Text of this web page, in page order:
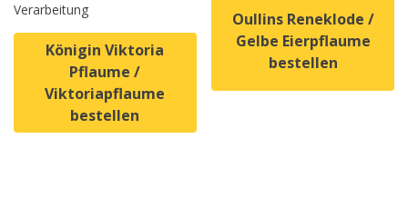
Verarbeitung
Königin Viktoria
Pflaume /
Viktoriapflaume
bestellen
Oullins Reneklode /
Gelbe Eierpflaume
bestellen